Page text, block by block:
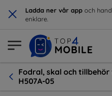
× Ladda ner vår app och
enklare.
Fodral, skal och tillbehör
H507A-05